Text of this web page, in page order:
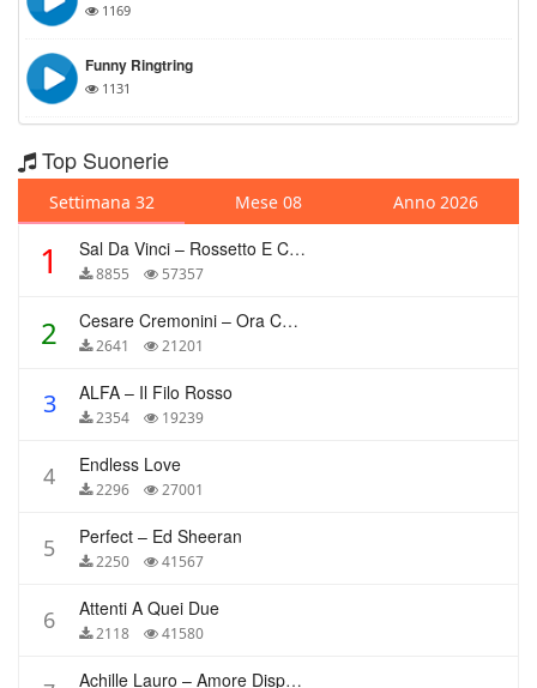
1169
Funny Ringtring
1131
Top Suonerie
Settimana 32 Mese 08 Anno 2026
1 Sal Da Vinci – Rossetto E Caffè
8855 57357
2 Cesare Cremonini – Ora Che Non Ho Più Te
2641 21201
3 ALFA – Il Filo Rosso
2354 19239
4 Endless Love
2296 27001
5 Perfect – Ed Sheeran
2250 41567
6 Attenti A Quei Due
2118 41580
Achille Lauro – Amore Disperato